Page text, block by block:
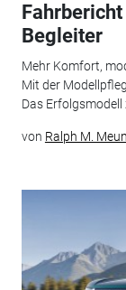
Begleiter
Mehr Komfort,
Mit der
Das
von Ralph M.